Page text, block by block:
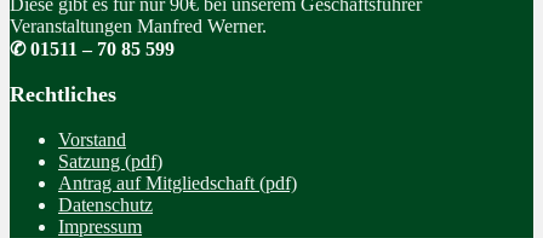
Diese gibt es für nur 90€ bei unserem Geschäftsführer
Veranstaltungen Manfred Werner.
✆ 01511 – 70 85 599
Rechtliches
Vorstand
Satzung (pdf)
Antrag auf Mitgliedschaft (pdf)
Datenschutz
Impressum